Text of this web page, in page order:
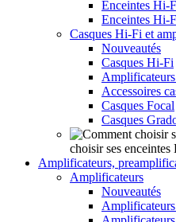
Enceintes Hi-
Enceintes Hi-
Casques Hi-Fi et
Nouveautés
Casques Hi-Fi
Amplificateurs
Accessoires
Casques Focal
Casques
choisir ses
Amplificateurs,
Amplificateurs
Nouveautés